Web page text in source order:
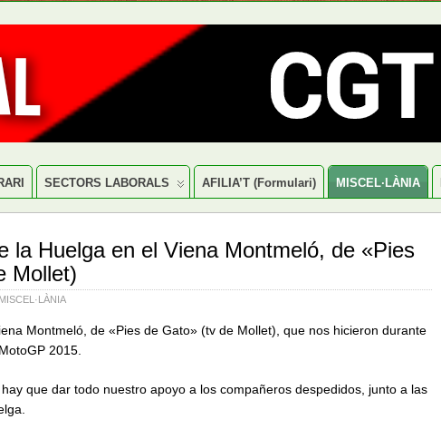
SECTORS LABORALS AFILIA’T (formulari) MISCEL·LÀNIA
la Huelga en el Viena Montmeló, de «Pies
Mollet)
MISCEL·LÀNIA
Montmeló, de «Pies de Gato» (tv de Mollet), que nos hicieron durante
2015.
que dar todo nuestro apoyo a los compañeros despedidos, junto a las